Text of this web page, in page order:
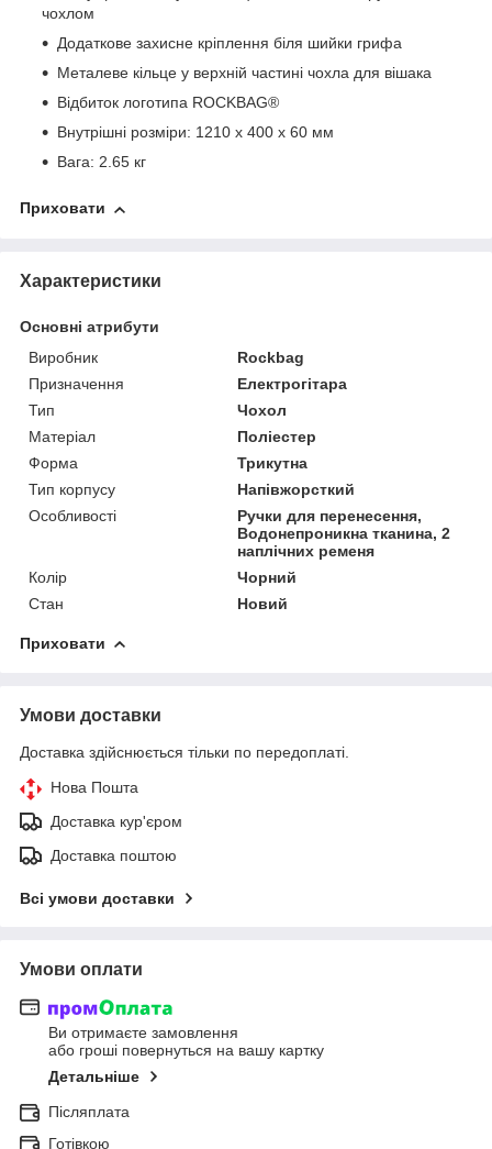
чохлом
Додаткове захисне кріплення біля шийки грифа
Металеве кільце у верхній частині чохла для вішака
Відбиток логотипа ROCKBAG®
Внутрішні розміри: 1210 х 400 х 60 мм
Вага: 2.65 кг
Приховати
Характеристики
Основні атрибути
Виробник
Rockbag
Призначення
Електрогітара
Тип
Чохол
Матеріал
Поліестер
Форма
Трикутна
Тип корпусу
Напівжорсткий
Особливості
Ручки для перенесення,
Водонепроникна тканина, 2
наплічних ременя
Колір
Чорний
Стан
Новий
Приховати
Умови доставки
Доставка здійснюється тільки по передоплаті.
Нова Пошта
Доставка кур'єром
Доставка поштою
Всі умови доставки
Умови оплати
Ви отримаєте замовлення
або гроші повернуться на вашу картку
Детальніше
Післяплата
Готівкою